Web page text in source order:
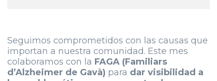
Seguimos comprometidos con las causas que
importan a nuestra comunidad. Este mes
colaboramos con la FAGA (Familiars
d’Alzheimer de Gavà) para dar visibilidad a